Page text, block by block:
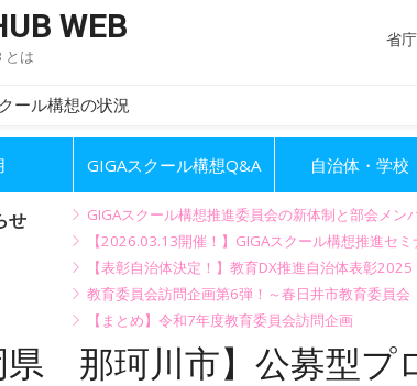
WEB
とは
省庁
ール構想の状況
GIGAスクール構想Q&A 自治体・学校
せ
GIGAスクール構想推進委員会の新体制と部会メン
【2026.03.13開催！】GIGAスクール構想推進セ
【表彰自治体決定！】教育DX推進自治体表彰2025
教育委員会訪問企画第6弾！～春日井市教育委員
【まとめ】令和7年度教育委員会訪問企画
県 那珂川市】公募型プ